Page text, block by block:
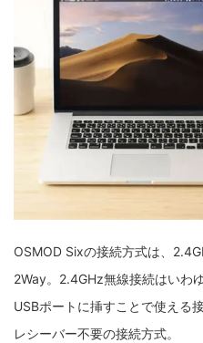
OSMOD Sixの接続方式は、
2Way。2.4GHz無線接続はいわ
USBポートに挿すことで使える
レシーバー不要の接続方式。